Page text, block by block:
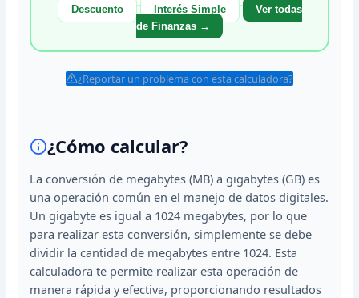
Descuento
Interés Simple
Ver todas
de Finanzas →
¿Reportar un problema con esta calculadora?
¿Cómo calcular?
La conversión de megabytes (MB) a gigabytes (GB) es
una operación común en el manejo de datos digitales.
Un gigabyte es igual a 1024 megabytes, por lo que
para realizar esta conversión, simplemente se debe
dividir la cantidad de megabytes entre 1024. Esta
calculadora te permite realizar esta operación de
manera rápida y efectiva, proporcionando resultados